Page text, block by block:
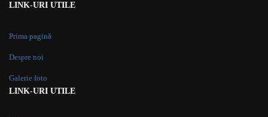
LINK-URI UTILE
Prima pagină
Despre noi
Galerie foto
LINK-URI UTILE